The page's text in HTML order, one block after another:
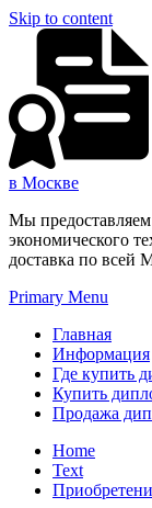
Skip to content
в Москве
Мы
экономического
доставка по всей
Primary Menu
Главная
Информация
Где купить
Купить
Продажа
Home
Text